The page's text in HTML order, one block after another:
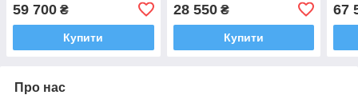
59 700 ₴
Купити
28 550₴
Купити
67
Про нас